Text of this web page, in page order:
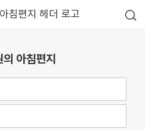
아침편지